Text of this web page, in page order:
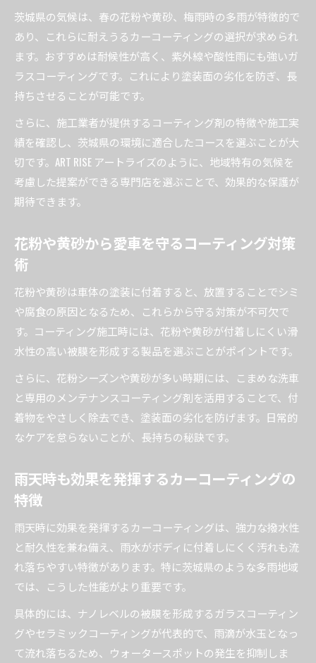
ガラスコーティングを長持ちさせる手入れ術
コーティング効果を最大化する日々のポイント
カーコーティング維持に役立つアイテム活用法
耐久力重視のコーティング選び方ガイド
カーコーティングの耐久力を見極めるポイント
評判の良いコーティング専門店の選び方
茨城県で人気のガラスコーティング比較
セラミックコーティングのメリットと選び方
カーコーティングの種類別おすすめ情報
カーコーティングで愛車を美しく保つ秘訣
ガラスコーティングの効果を最大限発揮する方
法
評判の専門店に学ぶ長持ちのコツと体験談
茨城県の気候は、春の花粉や黄砂、梅雨時の多雨が特徴的で
あり、これらに耐えうるカーコーティングの選択が求められ
ます。おすすめは耐候性が高く、紫外線や酸性雨にも強いガ
ラスコーティングです。これにより塗装面の劣化を防ぎ、長
持ちさせることが可能です。
さらに、施工業者が提供するコーティング剤の特徴や施工実
績を確認し、茨城県の環境に適合したコースを選ぶことが大
切です。ART RISE アートライズのように、地域特有の気候を
考慮した提案ができる専門店を選ぶことで、効果的な保護が
期待できます。
花粉や黄砂から愛車を守るコーティング対策
術
花粉や黄砂は車体の塗装に付着すると、放置することでシミ
や腐食の原因となるため、これらから守る対策が不可欠で
す。コーティング施工時には、花粉や黄砂が付着しにくい滑
水性の高い被膜を形成する製品を選ぶことがポイントです。
さらに、花粉シーズンや黄砂が多い時期には、こまめな洗車
と専用のメンテナンスコーティング剤を活用することで、付
着物をやさしく除去でき、塗装面の劣化を防げます。日常的
なケアを怠らないことが、長持ちの秘訣です。
雨天時も効果を発揮するカーコーティングの
特徴
雨天時に効果を発揮するカーコーティングは、強力な撥水性
と耐久性を兼ね備え、雨水がボディに付着しにくく汚れも流
れ落ちやすい特徴があります。特に茨城県のような多雨地域
では、こうした性能がより重要です。
具体的には、ナノレベルの被膜を形成するガラスコーティン
グやセラミックコーティングが代表的で、雨滴が水玉となっ
て流れ落ちるため、ウォータースポットの発生を抑制しま